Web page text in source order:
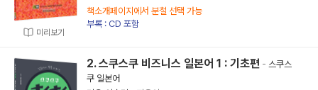
미리보기
책소개페이지에서 분철 선택 가능
부록 : CD 포함
2. 스쿠스쿠 비즈니스 일본어 1 : 기초편 - 스쿠스
쿠 일본어